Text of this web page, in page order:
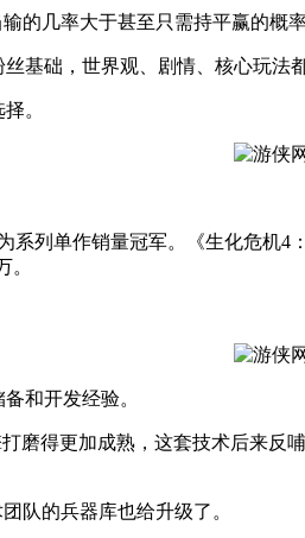
几率大于甚至只需持平赢的概率
础，世界观、剧情、核心玩法
。
列单作销量冠军。《生化危机4
。
和开发经验。
得更加成熟，这套技术后来反
队的兵器库也给升级了。